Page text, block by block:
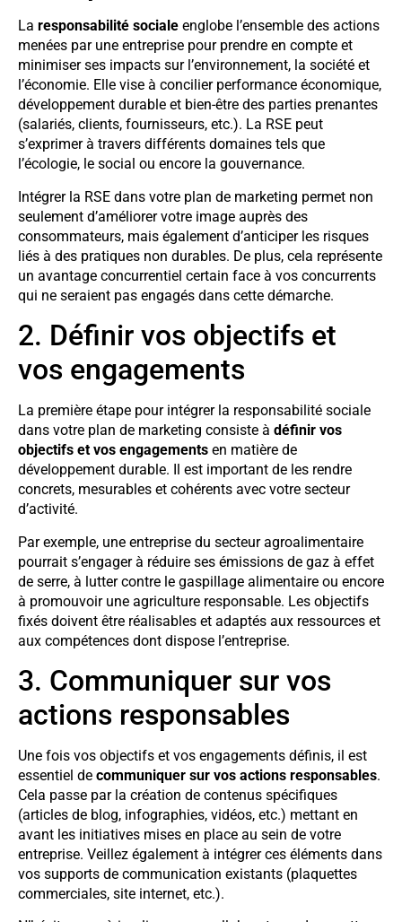
La responsabilité sociale englobe l’ensemble des actions
menées par une entreprise pour prendre en compte et
minimiser ses impacts sur l’environnement, la société et
l’économie. Elle vise à concilier performance économique,
développement durable et bien-être des parties prenantes
(salariés, clients, fournisseurs, etc.). La RSE peut
s’exprimer à travers différents domaines tels que
l’écologie, le social ou encore la gouvernance.
Intégrer la RSE dans votre plan de marketing permet non
seulement d’améliorer votre image auprès des
consommateurs, mais également d’anticiper les risques
liés à des pratiques non durables. De plus, cela représente
un avantage concurrentiel certain face à vos concurrents
qui ne seraient pas engagés dans cette démarche.
2. Définir vos objectifs et
vos engagements
La première étape pour intégrer la responsabilité sociale
dans votre plan de marketing consiste à définir vos
objectifs et vos engagements en matière de
développement durable. Il est important de les rendre
concrets, mesurables et cohérents avec votre secteur
d’activité.
Par exemple, une entreprise du secteur agroalimentaire
pourrait s’engager à réduire ses émissions de gaz à effet
de serre, à lutter contre le gaspillage alimentaire ou encore
à promouvoir une agriculture responsable. Les objectifs
fixés doivent être réalisables et adaptés aux ressources et
aux compétences dont dispose l’entreprise.
3. Communiquer sur vos
actions responsables
Une fois vos objectifs et vos engagements définis, il est
essentiel de communiquer sur vos actions responsables.
Cela passe par la création de contenus spécifiques
(articles de blog, infographies, vidéos, etc.) mettant en
avant les initiatives mises en place au sein de votre
entreprise. Veillez également à intégrer ces éléments dans
vos supports de communication existants (plaquettes
commerciales, site internet, etc.).